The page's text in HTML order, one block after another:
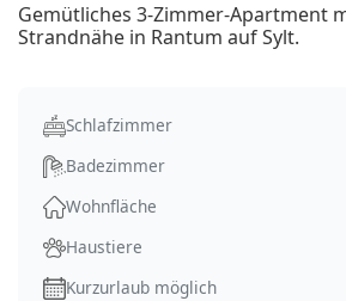
Gemütliches 3-Zimmer-Apartment
Strandnähe in Rantum auf Sylt.
Schlafzimmer
Badezimmer
Wohnfläche
Haustiere
Kurzurlaub möglich